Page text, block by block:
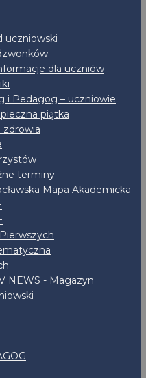
uczniowski
dla uczniów
i Pedagog – uczniowie
piątka
zdrowia
terminy
Mapa Akademicka
NEWS - Magazyn